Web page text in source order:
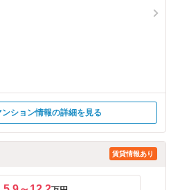
ンション情報の詳細を見る
賃貸情報あり